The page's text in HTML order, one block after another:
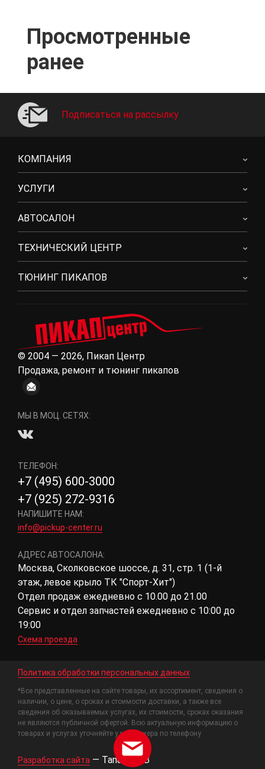
Просмотренные
ранее
Подписаться на рассылку
КОМПАНИЯ
УСЛУГИ
АВТОСАЛОН
ТЕХНИЧЕСКИЙ ЦЕНТР
ТЮНИНГ ПИКАПОВ
© 2004 — 2026, Пикап Центр
Продажа, ремонт и тюнинг пикапов
МЫ В МОЦ. СЕТЯХ:
ТЕЛЕФОН:
+7 (495) 600-3000
+7 (925) 272-9316
НАПИШИТЕ НАМ:
info@pickup-center.ru
АДРЕС АВТОСАЛОНА:
Москва, Сколковское шоссе, д. 31, стр. 1 (1-й
этаж, левое крыло ТК "Спорт-Хит")
Отдел продаж ежедневно с 10.00 до 21.00
Сервис и отдел запчастей ежедневно с 10:00 до
19:00
Схема проезда
Политика обработки персональных данных
*Все представленные на сайте товары, их ассортимент, сведения о
наличии, о цене, о сроках и стоимости доставки, а также все
сведения об оказываемых услугах, их стоимости, сроках оказания
не являются публичной офертой. Всю актуальную информацию о
товарах и услугах уточняйте у менеджера по телефону
Разработка сайта — Tanais.WEB